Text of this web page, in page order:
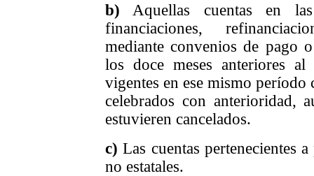
b) Aquellas cuentas en
financiaciones,
mediante convenios de pago
los doce meses anteriores
vigentes en ese mismo
celebrados con anterioridad,
estuvieren cancelados.
c) Las cuentas pertenecientes
no estatales.